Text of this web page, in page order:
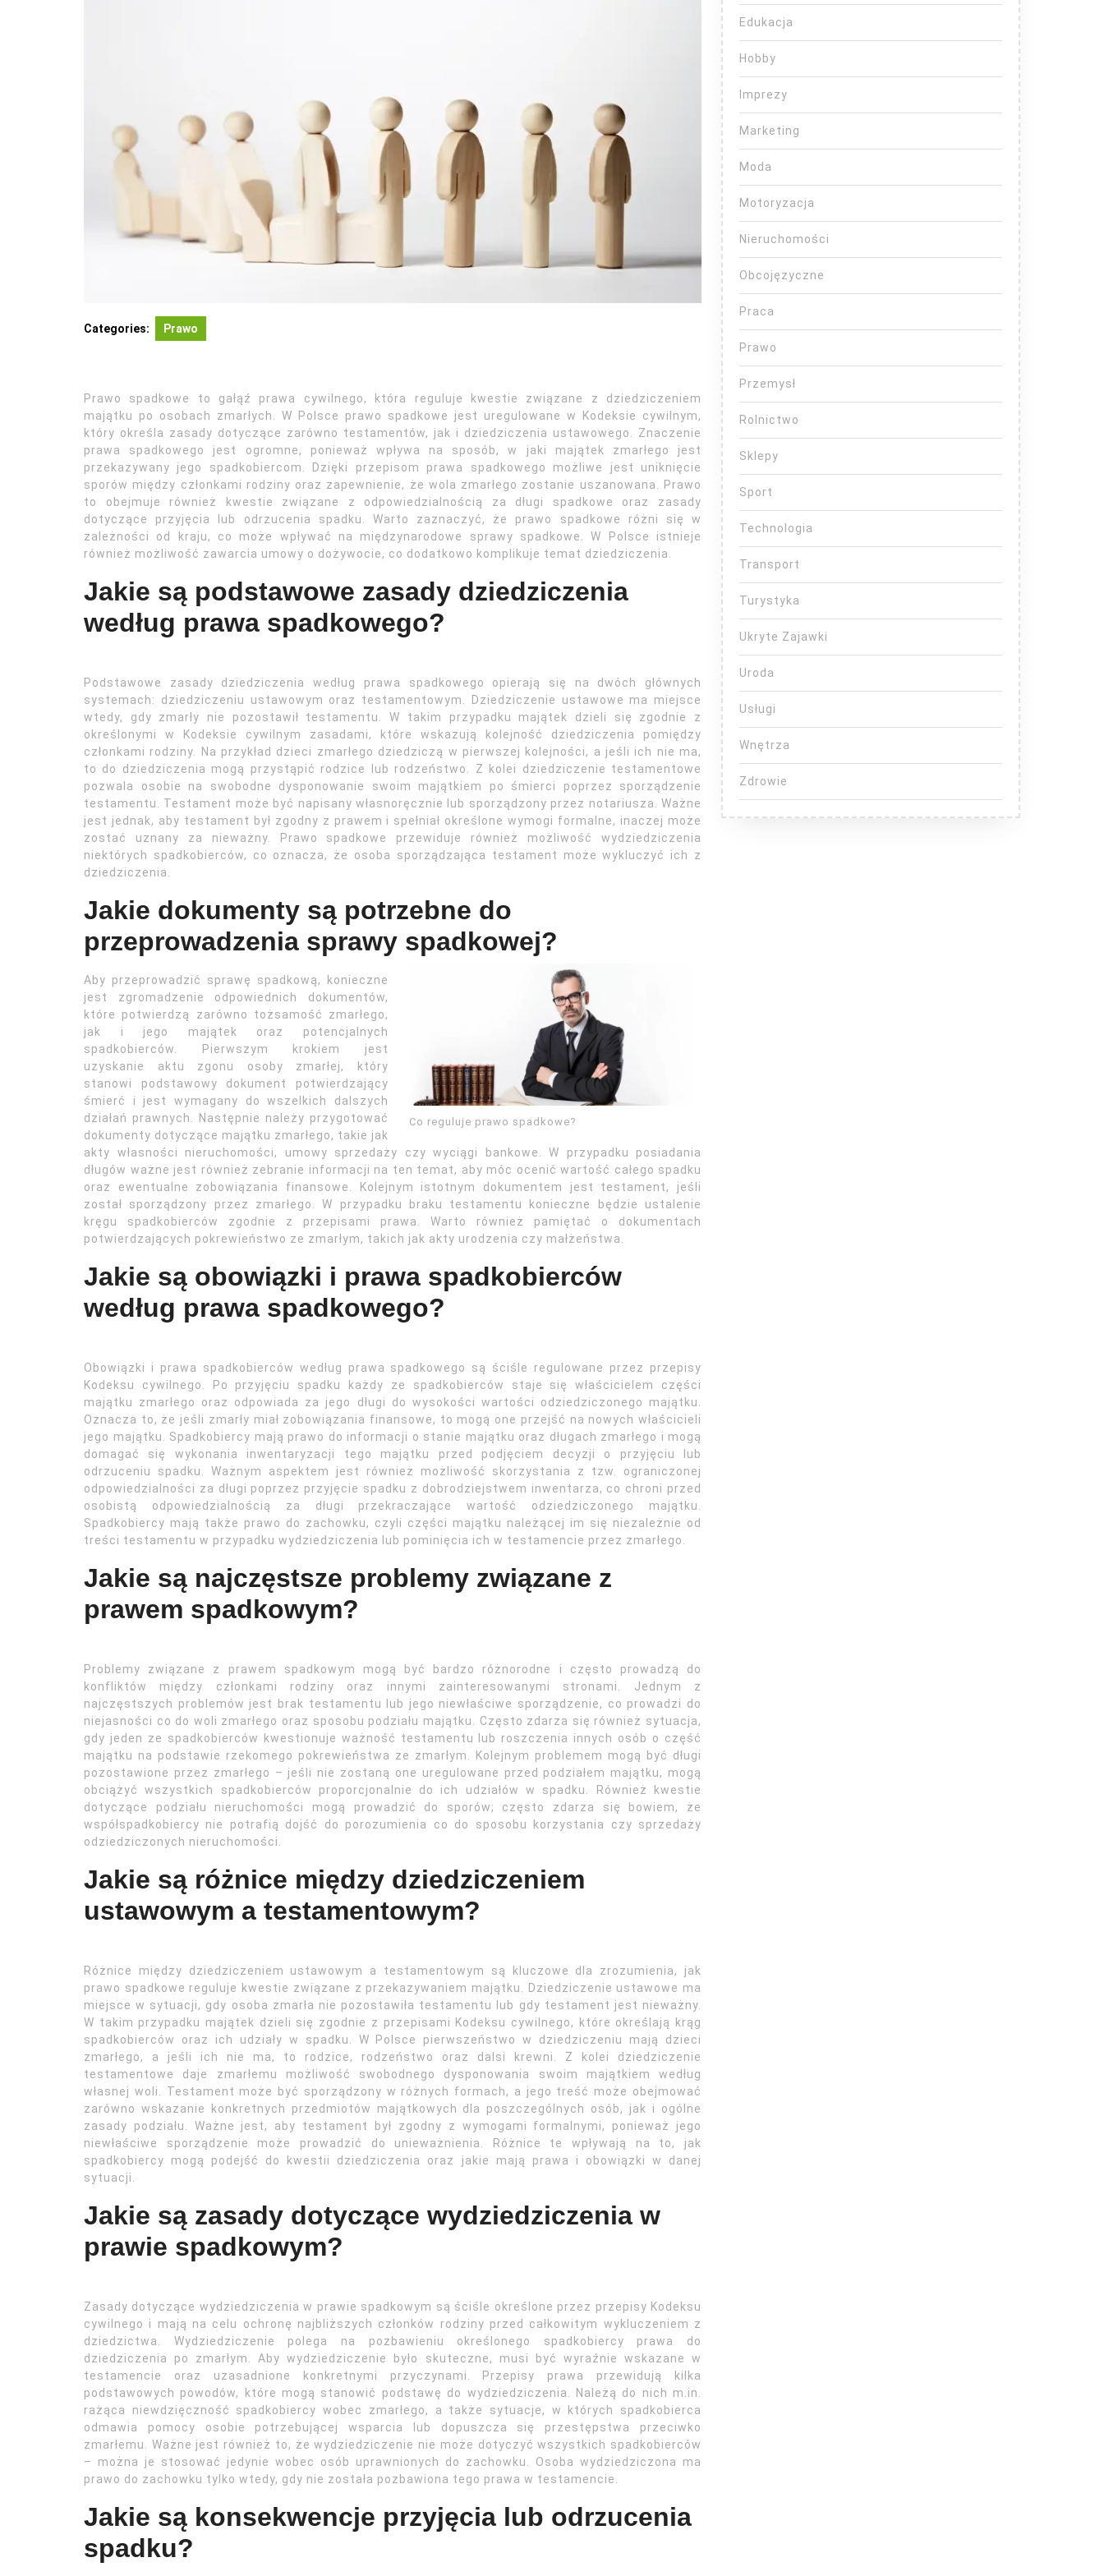
Categories: Prawo
Prawo spadkowe to gałąź prawa cywilnego, która reguluje kwestie związane z dziedziczeniem
majątku po osobach zmarłych. W Polsce prawo spadkowe jest uregulowane w Kodeksie cywilnym,
który określa zasady dotyczące zarówno testamentów, jak i dziedziczenia ustawowego. Znaczenie
prawa spadkowego jest ogromne, ponieważ wpływa na sposób, w jaki majątek zmarłego jest
przekazywany jego spadkobiercom. Dzięki przepisom prawa spadkowego możliwe jest uniknięcie
sporów między członkami rodziny oraz zapewnienie, że wola zmarłego zostanie uszanowana. Prawo
to obejmuje również kwestie związane z odpowiedzialnością za długi spadkowe oraz zasady
dotyczące przyjęcia lub odrzucenia spadku. Warto zaznaczyć, że prawo spadkowe różni się w
zależności od kraju, co może wpływać na międzynarodowe sprawy spadkowe. W Polsce istnieje
również możliwość zawarcia umowy o dożywocie, co dodatkowo komplikuje temat dziedziczenia.
Jakie są podstawowe zasady dziedziczenia
według prawa spadkowego?
Podstawowe zasady dziedziczenia według prawa spadkowego opierają się na dwóch głównych
systemach: dziedziczeniu ustawowym oraz testamentowym. Dziedziczenie ustawowe ma miejsce
wtedy, gdy zmarły nie pozostawił testamentu. W takim przypadku majątek dzieli się zgodnie z
określonymi w Kodeksie cywilnym zasadami, które wskazują kolejność dziedziczenia pomiędzy
członkami rodziny. Na przykład dzieci zmarłego dziedziczą w pierwszej kolejności, a jeśli ich nie ma,
to do dziedziczenia mogą przystąpić rodzice lub rodzeństwo. Z kolei dziedziczenie testamentowe
pozwala osobie na swobodne dysponowanie swoim majątkiem po śmierci poprzez sporządzenie
testamentu. Testament może być napisany własnoręcznie lub sporządzony przez notariusza. Ważne
jest jednak, aby testament był zgodny z prawem i spełniał określone wymogi formalne, inaczej może
zostać uznany za nieważny. Prawo spadkowe przewiduje również możliwość wydziedziczenia
niektórych spadkobierców, co oznacza, że osoba sporządzająca testament może wykluczyć ich z
dziedziczenia.
Jakie dokumenty są potrzebne do
przeprowadzenia sprawy spadkowej?
Co reguluje prawo spadkowe?
Aby przeprowadzić sprawę spadkową, konieczne
jest zgromadzenie odpowiednich dokumentów,
które potwierdzą zarówno tożsamość zmarłego,
jak i jego majątek oraz potencjalnych
spadkobierców. Pierwszym krokiem jest
uzyskanie aktu zgonu osoby zmarłej, który
stanowi podstawowy dokument potwierdzający
śmierć i jest wymagany do wszelkich dalszych
działań prawnych. Następnie należy przygotować
dokumenty dotyczące majątku zmarłego, takie jak
akty własności nieruchomości, umowy sprzedaży czy wyciągi bankowe. W przypadku posiadania
długów ważne jest również zebranie informacji na ten temat, aby móc ocenić wartość całego spadku
oraz ewentualne zobowiązania finansowe. Kolejnym istotnym dokumentem jest testament, jeśli
został sporządzony przez zmarłego. W przypadku braku testamentu konieczne będzie ustalenie
kręgu spadkobierców zgodnie z przepisami prawa. Warto również pamiętać o dokumentach
potwierdzających pokrewieństwo ze zmarłym, takich jak akty urodzenia czy małżeństwa.
Jakie są obowiązki i prawa spadkobierców
według prawa spadkowego?
Obowiązki i prawa spadkobierców według prawa spadkowego są ściśle regulowane przez przepisy
Kodeksu cywilnego. Po przyjęciu spadku każdy ze spadkobierców staje się właścicielem części
majątku zmarłego oraz odpowiada za jego długi do wysokości wartości odziedziczonego majątku.
Oznacza to, że jeśli zmarły miał zobowiązania finansowe, to mogą one przejść na nowych właścicieli
jego majątku. Spadkobiercy mają prawo do informacji o stanie majątku oraz długach zmarłego i mogą
domagać się wykonania inwentaryzacji tego majątku przed podjęciem decyzji o przyjęciu lub
odrzuceniu spadku. Ważnym aspektem jest również możliwość skorzystania z tzw. ograniczonej
odpowiedzialności za długi poprzez przyjęcie spadku z dobrodziejstwem inwentarza, co chroni przed
osobistą odpowiedzialnością za długi przekraczające wartość odziedziczonego majątku.
Spadkobiercy mają także prawo do zachowku, czyli części majątku należącej im się niezależnie od
treści testamentu w przypadku wydziedziczenia lub pominięcia ich w testamencie przez zmarłego.
Jakie są najczęstsze problemy związane z
prawem spadkowym?
Problemy związane z prawem spadkowym mogą być bardzo różnorodne i często prowadzą do
konfliktów między członkami rodziny oraz innymi zainteresowanymi stronami. Jednym z
najczęstszych problemów jest brak testamentu lub jego niewłaściwe sporządzenie, co prowadzi do
niejasności co do woli zmarłego oraz sposobu podziału majątku. Często zdarza się również sytuacja,
gdy jeden ze spadkobierców kwestionuje ważność testamentu lub roszczenia innych osób o część
majątku na podstawie rzekomego pokrewieństwa ze zmarłym. Kolejnym problemem mogą być długi
pozostawione przez zmarłego – jeśli nie zostaną one uregulowane przed podziałem majątku, mogą
obciążyć wszystkich spadkobierców proporcjonalnie do ich udziałów w spadku. Również kwestie
dotyczące podziału nieruchomości mogą prowadzić do sporów; często zdarza się bowiem, że
współspadkobiercy nie potrafią dojść do porozumienia co do sposobu korzystania czy sprzedaży
odziedziczonych nieruchomości.
Jakie są różnice między dziedziczeniem
ustawowym a testamentowym?
Różnice między dziedziczeniem ustawowym a testamentowym są kluczowe dla zrozumienia, jak
prawo spadkowe reguluje kwestie związane z przekazywaniem majątku. Dziedziczenie ustawowe ma
miejsce w sytuacji, gdy osoba zmarła nie pozostawiła testamentu lub gdy testament jest nieważny.
W takim przypadku majątek dzieli się zgodnie z przepisami Kodeksu cywilnego, które określają krąg
spadkobierców oraz ich udziały w spadku. W Polsce pierwszeństwo w dziedziczeniu mają dzieci
zmarłego, a jeśli ich nie ma, to rodzice, rodzeństwo oraz dalsi krewni. Z kolei dziedziczenie
testamentowe daje zmarłemu możliwość swobodnego dysponowania swoim majątkiem według
własnej woli. Testament może być sporządzony w różnych formach, a jego treść może obejmować
zarówno wskazanie konkretnych przedmiotów majątkowych dla poszczególnych osób, jak i ogólne
zasady podziału. Ważne jest, aby testament był zgodny z wymogami formalnymi, ponieważ jego
niewłaściwe sporządzenie może prowadzić do unieważnienia. Różnice te wpływają na to, jak
spadkobiercy mogą podejść do kwestii dziedziczenia oraz jakie mają prawa i obowiązki w danej
sytuacji.
Jakie są zasady dotyczące wydziedziczenia w
prawie spadkowym?
Zasady dotyczące wydziedziczenia w prawie spadkowym są ściśle określone przez przepisy Kodeksu
cywilnego i mają na celu ochronę najbliższych członków rodziny przed całkowitym wykluczeniem z
dziedzictwa. Wydziedziczenie polega na pozbawieniu określonego spadkobiercy prawa do
dziedziczenia po zmarłym. Aby wydziedziczenie było skuteczne, musi być wyraźnie wskazane w
testamencie oraz uzasadnione konkretnymi przyczynami. Przepisy prawa przewidują kilka
podstawowych powodów, które mogą stanowić podstawę do wydziedziczenia. Należą do nich m.in.
rażąca niewdzięczność spadkobiercy wobec zmarłego, a także sytuacje, w których spadkobierca
odmawia pomocy osobie potrzebującej wsparcia lub dopuszcza się przestępstwa przeciwko
zmarłemu. Ważne jest również to, że wydziedziczenie nie może dotyczyć wszystkich spadkobierców
– można je stosować jedynie wobec osób uprawnionych do zachowku. Osoba wydziedziczona ma
prawo do zachowku tylko wtedy, gdy nie została pozbawiona tego prawa w testamencie.
Jakie są konsekwencje przyjęcia lub odrzucenia
spadku?
Edukacja
Hobby
Imprezy
Marketing
Moda
Motoryzacja
Nieruchomości
Obcojęzyczne
Praca
Prawo
Przemysł
Rolnictwo
Sklepy
Sport
Technologia
Transport
Turystyka
Ukryte Zajawki
Uroda
Usługi
Wnętrza
Zdrowie